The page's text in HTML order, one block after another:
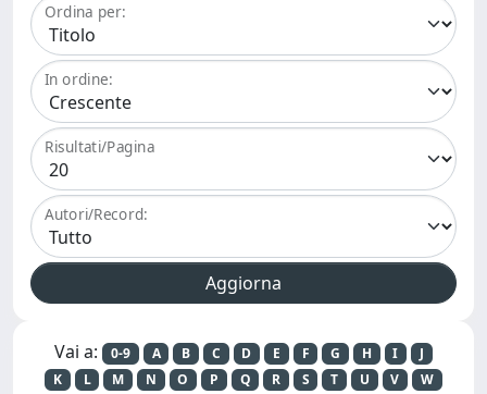
Ordina per:
In ordine:
Risultati/Pagina
Autori/Record:
Vai a: 0-9 A B C D E F G H I
J
K
L M N O P Q R S T U V
W